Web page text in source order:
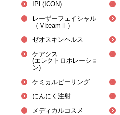
IPL(ICON)
レーザーフェイシャル
（ＶbeamⅡ）
ゼオスキンヘルス
ケアシス
(エレクトロポレーショ
ン)
ケミカルピーリング
にんにく注射
メディカルコスメ